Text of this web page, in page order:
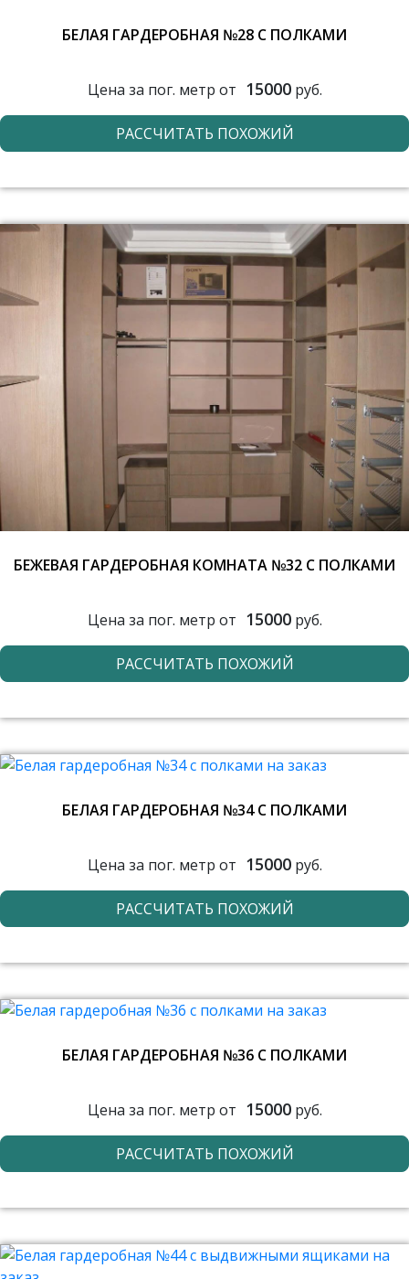
БЕЛАЯ ГАРДЕРОБНАЯ №28 С ПОЛКАМИ
Цена за пог. метр от 15000руб.
РАССЧИТАТЬ ПОХОЖИЙ
БЕЖЕВАЯ ГАРДЕРОБНАЯ КОМНАТА №32 С ПОЛКАМИ
Цена за пог. метр от 15000руб.
РАССЧИТАТЬ ПОХОЖИЙ
БЕЛАЯ ГАРДЕРОБНАЯ №34 С ПОЛКАМИ
Цена за пог. метр от 15000руб.
РАССЧИТАТЬ ПОХОЖИЙ
БЕЛАЯ ГАРДЕРОБНАЯ №36 С ПОЛКАМИ
Цена за пог. метр от 15000руб.
РАССЧИТАТЬ ПОХОЖИЙ